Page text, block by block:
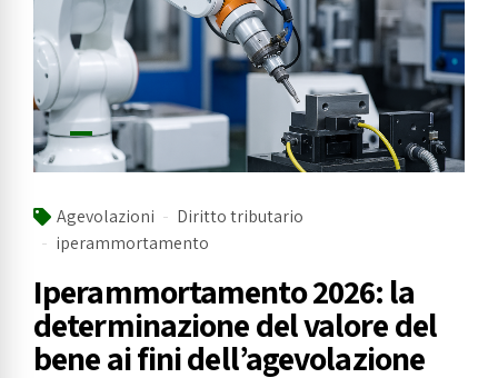
Agevolazioni
Diritto tributario
iperammortamento
Iperammortamento 2026: la
determinazione del valore del
bene ai fini dell’agevolazione